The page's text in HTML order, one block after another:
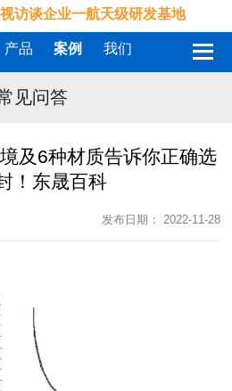
访谈企业一航天级研发基地
产品 案例 我们
见问答
及6种材质告诉你正确选
！东晟百科
发布日期： 2022-11-28